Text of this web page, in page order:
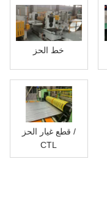
أخبار
حالة
الاتصال بنا
معلومات عنا
خط الحز
قطع غيار الحز /
CTL